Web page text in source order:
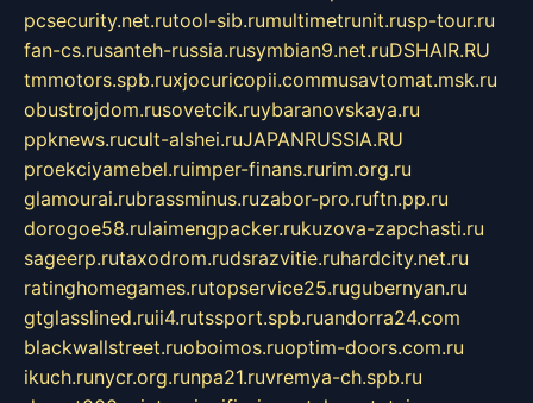
pcsecurity.net.rutool-sib.rumultimetrunit.rusp-tour.ru
fan-cs.rusanteh-russia.rusymbian9.net.ruDSHAIR.RU
tmmotors.spb.ruxjocuricopii.commusavtomat.msk.ru
obustrojdom.rusovetcik.ruybaranovskaya.ru
ppknews.rucult-alshei.ruJAPANRUSSIA.RU
proekciyamebel.ruimper-finans.rurim.org.ru
glamourai.rubrassminus.ruzabor-pro.ruftn.pp.ru
dorogoe58.rulaimengpacker.rukuzova-zapchasti.ru
sageerp.rutaxodrom.rudsrazvitie.ruhardcity.net.ru
ratinghomegames.rutopservice25.rugubernyan.ru
gtglasslined.ruii4.rutssport.spb.ruandorra24.com
blackwallstreet.ruoboimos.ruoptim-doors.com.ru
ikuch.runycr.org.runpa21.ruvremya-ch.spb.ru